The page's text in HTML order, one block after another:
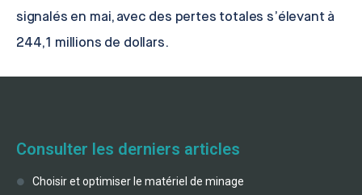
signalés en mai, avec des pertes totales s’élevant à
244,1 millions de dollars.
Consulter les derniers articles
Choisir et optimiser le matériel de minage